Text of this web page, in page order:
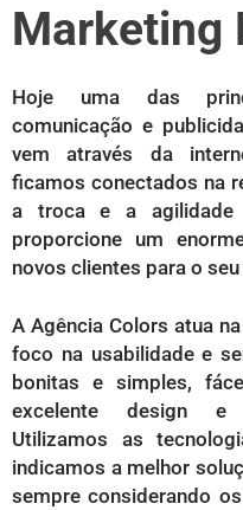
Marketing
Hoje uma das
comunicação e
vem através da
ficamos conectados na
a troca e a agilidade
proporcione um
novos clientes para o
A Agência Colors atua
foco na usabilidade e
bonitas e simples,
excelente design e
Utilizamos as
indicamos a melhor
sempre considerando